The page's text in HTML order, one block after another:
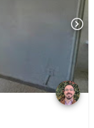
chevron_right